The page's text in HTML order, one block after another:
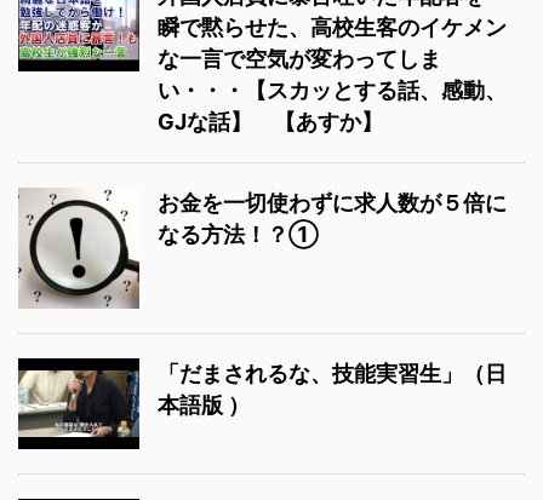
瞬で黙らせた、高校生客のイケメン
な一言で空気が変わってしま
い・・・【スカッとする話、感動、
GJな話】 【あすか】
お金を一切使わずに求人数が５倍に
なる方法！？①
「だまされるな、技能実習生」（日
本語版 ）